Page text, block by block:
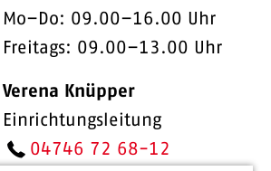
Mo–Do: 09.00–16.00 Uhr
Freitags: 09.00–13.00 Uhr
Verena Knüpper
Einrichtungsleitung
04746 72 68-12